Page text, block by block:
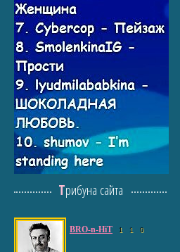
Трибуна сайта
BRO-n-HiT 1 1 0